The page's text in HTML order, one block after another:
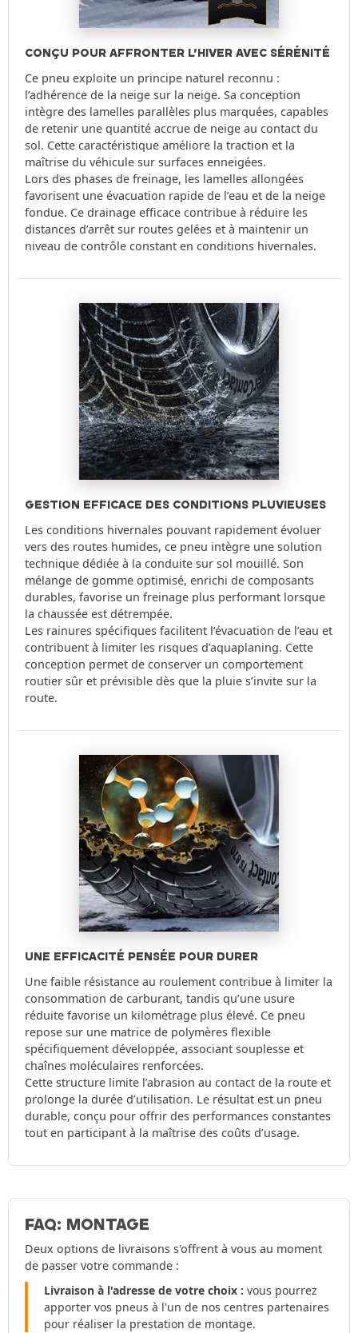
CONÇU POUR AFFRONTER L’HIVER AVEC SÉRÉNITÉ
Ce pneu exploite un principe naturel reconnu :
l’adhérence de la neige sur la neige. Sa conception
intègre des lamelles parallèles plus marquées, capables
de retenir une quantité accrue de neige au contact du
sol. Cette caractéristique améliore la traction et la
maîtrise du véhicule sur surfaces enneigées.
Lors des phases de freinage, les lamelles allongées
favorisent une évacuation rapide de l’eau et de la neige
fondue. Ce drainage efficace contribue à réduire les
distances d’arrêt sur routes gelées et à maintenir un
niveau de contrôle constant en conditions hivernales.
GESTION EFFICACE DES CONDITIONS PLUVIEUSES
Les conditions hivernales pouvant rapidement évoluer
vers des routes humides, ce pneu intègre une solution
technique dédiée à la conduite sur sol mouillé. Son
mélange de gomme optimisé, enrichi de composants
durables, favorise un freinage plus performant lorsque
la chaussée est détrempée.
Les rainures spécifiques facilitent l’évacuation de l’eau et
contribuent à limiter les risques d’aquaplaning. Cette
conception permet de conserver un comportement
routier sûr et prévisible dès que la pluie s’invite sur la
route.
UNE EFFICACITÉ PENSÉE POUR DURER
Une faible résistance au roulement contribue à limiter la
consommation de carburant, tandis qu’une usure
réduite favorise un kilométrage plus élevé. Ce pneu
repose sur une matrice de polymères flexible
spécifiquement développée, associant souplesse et
chaînes moléculaires renforcées.
Cette structure limite l’abrasion au contact de la route et
prolonge la durée d’utilisation. Le résultat est un pneu
durable, conçu pour offrir des performances constantes
tout en participant à la maîtrise des coûts d’usage.
FAQ: MONTAGE
Deux options de livraisons s'offrent à vous au moment
de passer votre commande :
Livraison à l'adresse de votre choix : vous pourrez
apporter vos pneus à l'un de nos centres partenaires
pour réaliser la prestation de montage.